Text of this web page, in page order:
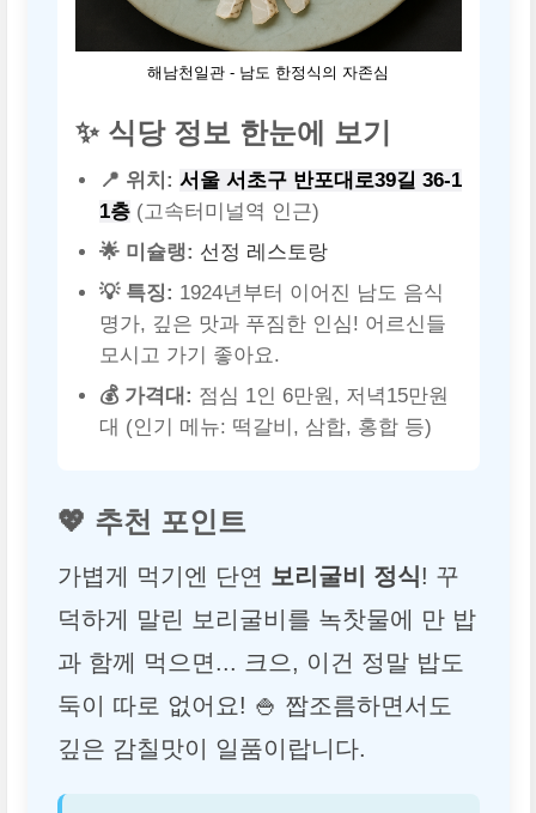
해남천일관 - 남도 한정식의 자존심
✨ 식당 정보 한눈에 보기
📍 위치: 서울 서초구 반포대로39길 36-1
1층(고속터미널역 인근)
🌟 미슐랭: 선정 레스토랑
💡 특징: 1924년부터 이어진 남도 음식
명가, 깊은 맛과 푸짐한 인심! 어르신들
모시고 가기 좋아요.
💰 가격대: 점심 1인 6만원, 저녁15만원
대 (인기 메뉴: 떡갈비, 삼합, 홍합 등)
💖 추천 포인트
가볍게 먹기엔 단연 보리굴비 정식! 꾸
덕하게 말린 보리굴비를 녹찻물에 만 밥
과 함께 먹으면... 크으, 이건 정말 밥도
둑이 따로 없어요! 🍚 짭조름하면서도
깊은 감칠맛이 일품이랍니다.